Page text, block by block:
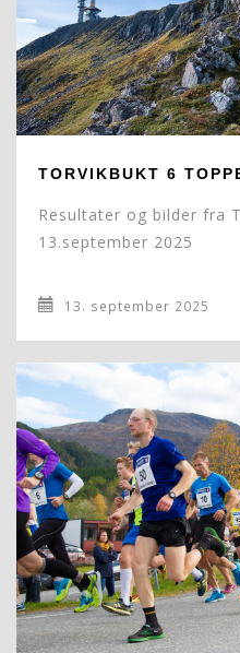
TORVIKBUKT 6
Resultater og bilder fra
13.september 2025
13. september 2025